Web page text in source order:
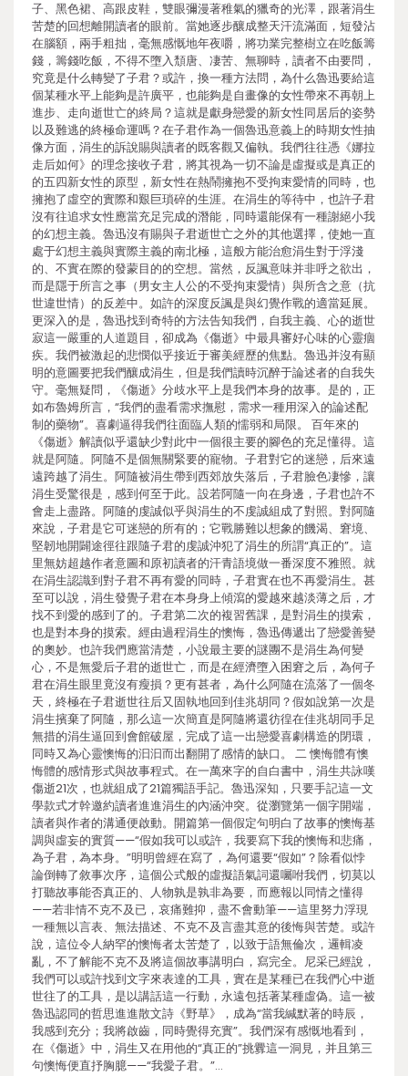
子、黑色裙、高跟皮鞋，雙眼彌漫著稚氣的獵奇的光澤，跟著涓生
苦楚的回想離開讀者的眼前。當她逐步釀成整天汗流滿面，短發沾
在腦額，兩手粗拙，毫無感慨地年夜嚼，將功業完整樹立在吃飯籌
錢，籌錢吃飯，不得不墮入頹唐、凄苦、無聊時，讀者不由要問，
究竟是什么轉變了子君？或許，換一種方法問，為什么魯迅要給這
個某種水平上能夠是許廣平，也能夠是自畫像的女性帶來不再朝上
進步、走向逝世亡的終局？這就是獻身戀愛的新女性同居后的姿勢
以及難逃的終極命運嗎？在子君作為一個魯迅意義上的時期女性抽
像方面，涓生的訴說賜與讀者的既客觀又偏執。我們往往憑《娜拉
走后如何》的理念接收子君，將其視為一切不論是虛擬或是真正的
的五四新女性的原型，新女性在熱鬧擁抱不受拘束愛情的同時，也
擁抱了虛空的實際和艱巨瑣碎的生涯。在涓生的等待中，也許子君
沒有往追求女性應當充足完成的潛能，同時還能保有一種謝絕小我
的幻想主義。魯迅沒有賜與子君逝世亡之外的其他選擇，使她一直
處于幻想主義與實際主義的南北極，這般方能治愈涓生對于浮淺
的、不實在際的發蒙目的的空想。當然，反諷意味并非呼之欲出，
而是隱于所言之事（男女主人公的不受拘束愛情）與所含之意（抗
世違世情）的反差中。如許的深度反諷是與幻覺作戰的適當延展。
更深入的是，魯迅找到奇特的方法告知我們，自我主義、心的逝世
寂這一嚴重的人道題目，卻成為《傷逝》中最具審好心味的心靈痼
疾。我們被激起的悲憫似乎接近于審美經歷的焦點。魯迅并沒有顯
明的意圖要把我們釀成涓生，但是我們讀時沉醉于論述者的自我失
守。毫無疑問，《傷逝》分歧水平上是我們本身的故事。是的，正
如布魯姆所言，“我們的盡看需求撫慰，需求一種用深入的論述配
制的藥物”。喜劇逼得我們往面臨人類的懦弱和局限。 百年來的
《傷逝》解讀似乎還缺少對此中一個很主要的腳色的充足懂得。這
就是阿隨。阿隨不是個無關緊要的寵物。子君對它的迷戀，后來遠
遠跨越了涓生。阿隨被涓生帶到西郊放失落后，子君臉色凄慘，讓
涓生受驚很是，感到何至于此。設若阿隨一向在身邊，子君也許不
會走上盡路。阿隨的虔誠似乎與涓生的不虔誠組成了對照。對阿隨
來說，子君是它可迷戀的所有的；它戰勝難以想象的饑渴、窘境、
堅韌地開闢途徑往跟隨子君的虔誠沖犯了涓生的所謂“真正的”。這
里無妨超越作者意圖和原初讀者的汗青語境做一番深度不雅照。就
在涓生認識到對子君不再有愛的同時，子君實在也不再愛涓生。甚
至可以說，涓生發覺子君在本身身上傾瀉的愛越來越淡薄之后，才
找不到愛的感到了的。子君第二次的複習舊課，是對涓生的摸索，
也是對本身的摸索。經由過程涓生的懊悔，魯迅傳遞出了戀愛善變
的奧妙。也許我們應當清楚，小說最主要的謎團不是涓生為何變
心，不是無愛后子君的逝世亡，而是在經濟墮入困窘之后，為何子
君在涓生眼里竟沒有瘦損？更有甚者，為什么阿隨在流落了一個冬
天，終極在子君逝世往后又固執地回到佳兆胡同？假如說第一次是
涓生擯棄了阿隨，那么這一次簡直是阿隨將還彷徨在佳兆胡同手足
無措的涓生逼回到會館破屋，完成了這一出戀愛喜劇構造的閉環，
同時又為心靈懊悔的汩汩而出翻開了感情的缺口。 二 懊悔體有懊
悔體的感情形式與故事程式。在一萬來字的自白書中，涓生共詠嘆
傷逝21次，也就組成了21篇獨語手記。魯迅深知，只要手記這一文
學款式才幹邀約讀者進進涓生的內涵沖突。從瀏覽第一個字開端，
讀者與作者的溝通便啟動。開篇第一個假定句明白了故事的懊悔基
調與虛妄的實質——“假如我可以或許，我要寫下我的懊悔和悲痛，
為子君，為本身。”明明曾經在寫了，為何還要“假如”？除看似悖
論倒轉了敘事次序，這個公式般的虛擬語氣詞還囑咐我們，切莫以
打聽故事能否真正的、人物孰是孰非為要，而應報以同情之懂得
——若非情不克不及已，哀痛難抑，盡不會動筆——這里努力浮現
一種無以言表、無法描述、不克不及言盡其意的後悔與苦楚。或許
說，這位令人納罕的懊悔者太苦楚了，以致于語無倫次，邏輯凌
亂，不了解能不克不及將這個故事講明白，寫完全。尼采已經說，
我們可以或許找到文字來表達的工具，實在是某種已在我們心中逝
世往了的工具，是以講話這一行動，永遠包括著某種虛偽。這一被
魯迅認同的哲思進進散文詩《野草》，成為“當我緘默著的時辰，
我感到充分；我將啟齒，同時覺得充實”。我們深有感慨地看到，
在《傷逝》中，涓生又在用他的“真正的”挑釁這一洞見，并且第三
句懊悔便直抒胸臆——“我愛子君。”…